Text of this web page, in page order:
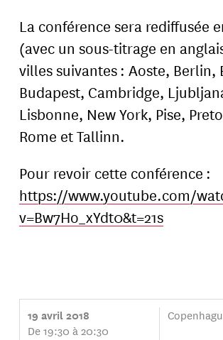
La conférence sera rediffusée
(avec un sous-titrage en
villes suivantes : Aoste, Berlin,
Budapest, Cambridge,
Lisbonne, New York, Pise,
Rome et Tallinn.
Pour revoir cette conférence :
https://www.youtube.com/
v=Bw7Ho_xYdt0&t=21s
19 avril 2018
De 19:30 à 20:30